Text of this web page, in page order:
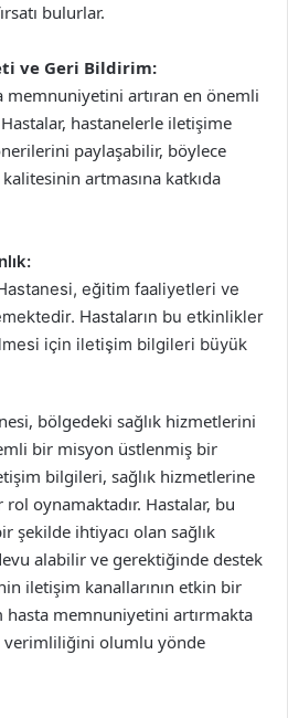
bulurlar.
ve Geri Bildirim:
artıran en önemli
hastanelerle iletişime
paylaşabilir, böylece
artmasına katkıda
eğitim faaliyetleri ve
Hastaların bu etkinlikler
için iletişim bilgileri büyük
bölgedeki sağlık hizmetlerini
bir misyon üstlenmiş bir
bilgileri, sağlık hizmetlerine
oynamaktadır. Hastalar, bu
şekilde ihtiyacı olan sağlık
alabilir ve gerektiğinde destek
iletişim kanallarının etkin bir
hasta memnuniyetini artırmakta
verimliliğini olumlu yönde